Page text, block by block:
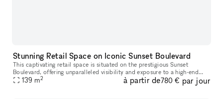
Stunning Retail Space on Iconic Sunset Boulevard
This captivating retail space is situated on the prestigious Sunset
Boulevard, offering unparalleled visibility and exposure to a high-end
clientele. Recently Renovated & Designed for Impact: Moder
139 m2 à partir de780 € par jour